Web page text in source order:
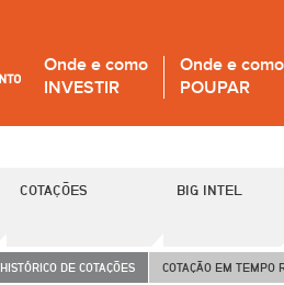
Onde e como
INVESTIR
Onde e como
POUPAR
COTAÇÕES BIG INTEL
HISTÓRICO DE COTAÇÕES COTAÇÃO EM TEMPO